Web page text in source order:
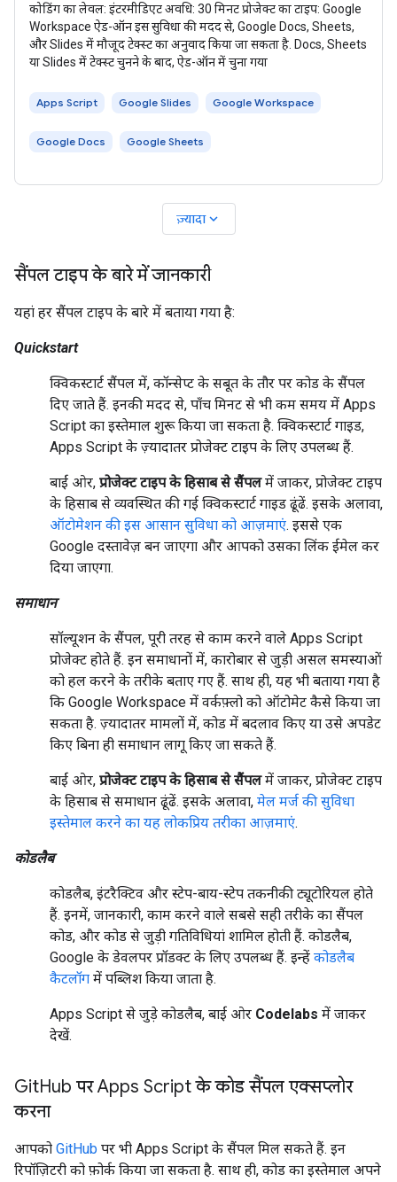
कोडिंग का लेवल: इंटरमीडिएट अवधि: 30 मिनट प्रोजेक्ट का टाइप: Google
Workspace ऐड-ऑन इस सुविधा की मदद से, Google Docs, Sheets,
और Slides में मौजूद टेक्स्ट का अनुवाद किया जा सकता है. Docs, Sheets
या Slides में टेक्स्ट चुनने के बाद, ऐड-ऑन में चुना गया
Apps Script Google Slides Google Workspace
Google Docs Google Sheets
ज़्यादाexpand_more
सैंपल टाइप के बारे में जानकारी
यहां हर सैंपल टाइप के बारे में बताया गया है:
Quickstart
क्विकस्टार्ट सैंपल में, कॉन्सेप्ट के सबूत के तौर पर कोड के सैंपल
दिए जाते हैं. इनकी मदद से, पाँच मिनट से भी कम समय में Apps
Script का इस्तेमाल शुरू किया जा सकता है. क्विकस्टार्ट गाइड,
Apps Script के ज़्यादातर प्रोजेक्ट टाइप के लिए उपलब्ध हैं.
बाईं ओर, प्रोजेक्ट टाइप के हिसाब से सैंपलमें जाकर, प्रोजेक्ट टाइप
के हिसाब से व्यवस्थित की गई क्विकस्टार्ट गाइड ढूंढें. इसके अलावा,
ऑटोमेशन की इस आसान सुविधा को आज़माएं. इससे एक
Google दस्तावेज़ बन जाएगा और आपको उसका लिंक ईमेल कर
दिया जाएगा.
समाधान
सॉल्यूशन के सैंपल, पूरी तरह से काम करने वाले Apps Script
प्रोजेक्ट होते हैं. इन समाधानों में, कारोबार से जुड़ी असल समस्याओं
को हल करने के तरीके बताए गए हैं. साथ ही, यह भी बताया गया है
कि Google Workspace में वर्कफ़्लो को ऑटोमेट कैसे किया जा
सकता है. ज़्यादातर मामलों में, कोड में बदलाव किए या उसे अपडेट
किए बिना ही समाधान लागू किए जा सकते हैं.
बाईं ओर, प्रोजेक्ट टाइप के हिसाब से सैंपलमें जाकर, प्रोजेक्ट टाइप
के हिसाब से समाधान ढूंढें. इसके अलावा, मेल मर्ज की सुविधा
इस्तेमाल करने का यह लोकप्रिय तरीका आज़माएं.
कोडलैब
कोडलैब, इंटरैक्टिव और स्टेप-बाय-स्टेप तकनीकी ट्यूटोरियल होते
हैं. इनमें, जानकारी, काम करने वाले सबसे सही तरीके का सैंपल
कोड, और कोड से जुड़ी गतिविधियां शामिल होती हैं. कोडलैब,
Google के डेवलपर प्रॉडक्ट के लिए उपलब्ध हैं. इन्हें कोडलैब
कैटलॉग में पब्लिश किया जाता है.
Apps Script से जुड़े कोडलैब, बाईं ओर Codelabs में जाकर
देखें.
GitHub पर Apps Script के कोड सैंपल एक्सप्लोर
करना
आपको GitHub पर भी Apps Script के सैंपल मिल सकते हैं. इन
रिपॉज़िटरी को फ़ोर्क किया जा सकता है. साथ ही, कोड का इस्तेमाल अपने